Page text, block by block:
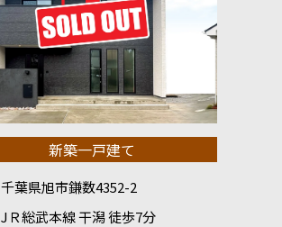
新築一戸建て
千葉県旭市鎌数4352-2
JＲ総武本線 干潟 徒歩7分